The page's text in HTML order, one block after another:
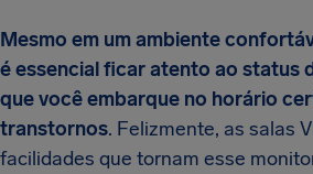
Mesmo em um ambiente
é essencial ficar atento ao status
que você embarque no horário
transtornos. Felizmente, as salas
facilidades que tornam esse